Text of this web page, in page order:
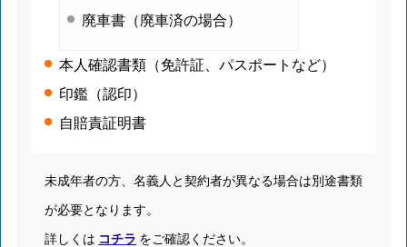
廃車書（廃車済の場合）
本人確認書類（免許証、パスポートなど）
印鑑（認印）
自賠責証明書
未成年者の方、名義人と契約者が異なる場合は別途書類
が必要となります。
詳しくは コチラ をご確認ください。